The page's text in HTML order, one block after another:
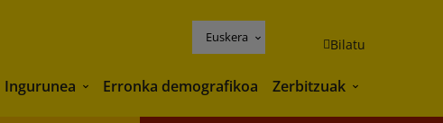
Euskera Bilatu
Ingurunea Ingurunea
Erronka demografikoa Zerbitzuak Zerbitzuak